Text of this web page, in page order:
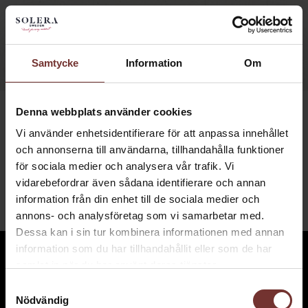
Samtycke Information Om
Denna webbplats använder cookies
Vi använder enhetsidentifierare för att anpassa innehållet
och annonserna till användarna, tillhandahålla funktioner
för sociala medier och analysera vår trafik. Vi
vidarebefordrar även sådana identifierare och annan
information från din enhet till de sociala medier och
annons- och analysföretag som vi samarbetar med.
Dessa kan i sin tur kombinera informationen med annan
information som du har tillhandahållit eller som de har
Nödvändig
MENY ☰
VÅRA VINER